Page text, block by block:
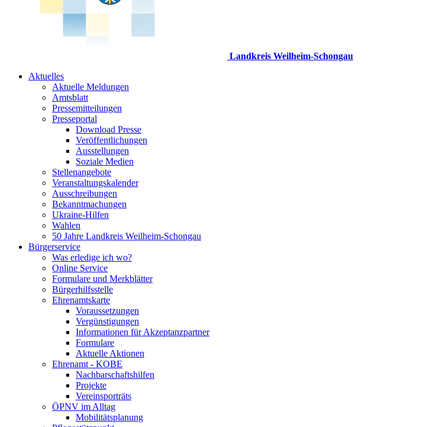
Landkreis Weilheim-Schongau
Aktuelles
Aktuelle Meldungen
Amtsblatt
Pressemitteilungen
Presseportal
Download Presse
Veröffentlichungen
Ausstellungen
Soziale Medien
Stellenangebote
Veranstaltungskalender
Ausschreibungen
Bekanntmachungen
Ukraine-Hilfen
Wahlen
50 Jahre Landkreis Weilheim-Schongau
Bürgerservice
Was erledige ich wo?
Online Service
Formulare und Merkblätter
Bürgerhilfsstelle
Ehrenamtskarte
Voraussetzungen
Vergünstigungen
Informationen für Akzeptanzpartner
Formulare
Aktuelle Aktionen
Ehrenamt - KOBE
Nachbarschaftshilfen
Projekte
Vereinsporträts
ÖPNV im Alltag
Mobilitätsplanung